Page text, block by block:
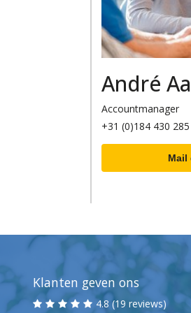
André
Accountmanager
+31 (0)184 430 285
Mail
Klanten geven ons
4.8 (19 reviews)